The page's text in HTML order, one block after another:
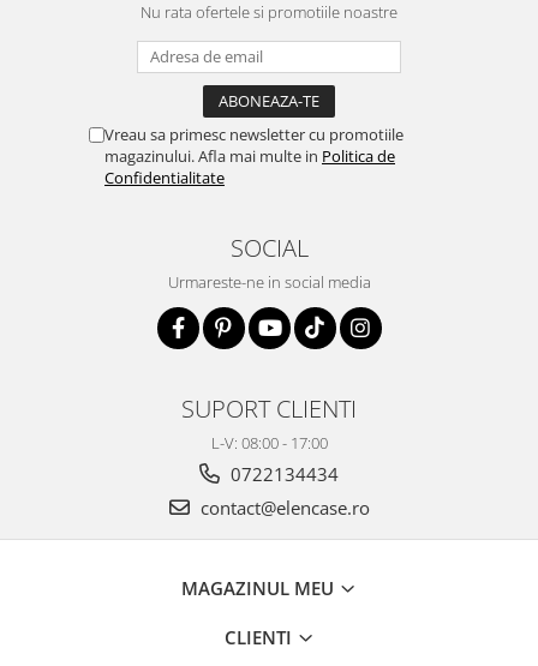
Nu rata ofertele si promotiile noastre
Vreau sa primesc newsletter cu promotiile
magazinului. Afla mai multe in Politica de
Confidentialitate
SOCIAL
Urmareste-ne in social media
SUPORT CLIENTI
L-V: 08:00 - 17:00
0722134434
contact@elencase.ro
MAGAZINUL MEU
CLIENTI